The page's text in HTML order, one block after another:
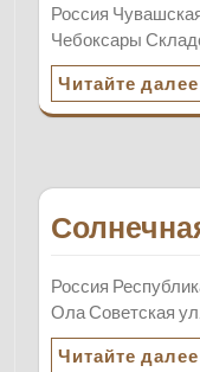
Россия
Чебоксары
Читайте далее
Россия
Ола Советская
Читайте далее